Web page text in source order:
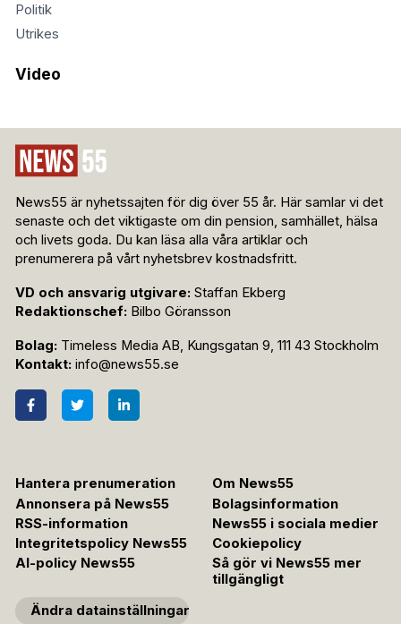
Politik
Utrikes
Video
News55 är nyhetssajten för dig över 55 år. Här samlar vi det
senaste och det viktigaste om din pension, samhället, hälsa
och livets goda. Du kan läsa alla våra artiklar och
prenumerera på vårt nyhetsbrev kostnadsfritt.
VD och ansvarig utgivare: Staffan Ekberg
Redaktionschef: Bilbo Göransson
Bolag: Timeless Media AB, Kungsgatan 9, 111 43 Stockholm
Kontakt: info@news55.se
Hantera prenumeration
Om News55
Annonsera på News55
Bolagsinformation
RSS-information
News55 i sociala medier
Integritetspolicy News55
Cookiepolicy
AI-policy News55
Så gör vi News55 mer
tillgängligt
Ändra datainställningar